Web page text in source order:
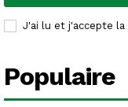
J'ai lu et j'accepte la
Populaire